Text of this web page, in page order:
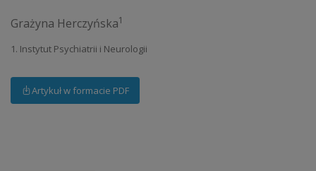
Grażyna Herczyńska1
1. Instytut Psychiatrii i Neurologii
Artykuł w formacie PDF